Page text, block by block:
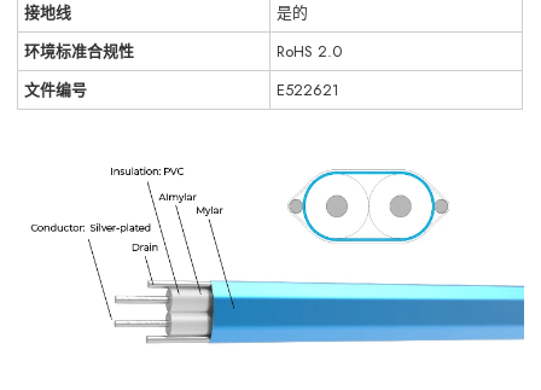
接地线
是的
环境标准合规性
RoHS 2.0
文件编号
E522621